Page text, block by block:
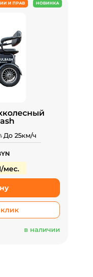
И ПРАВ НОВИНКА
До 25км/ч
мес.
клик
в наличии